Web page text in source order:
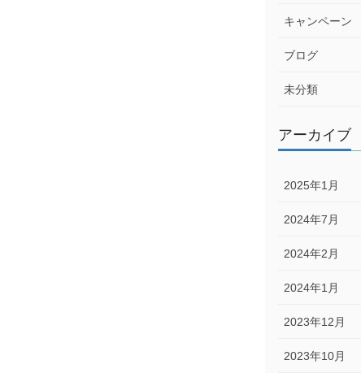
キャンペーン
ブログ
未分類
アーカイブ
2025年1月
2024年7月
2024年2月
2024年1月
2023年12月
2023年10月